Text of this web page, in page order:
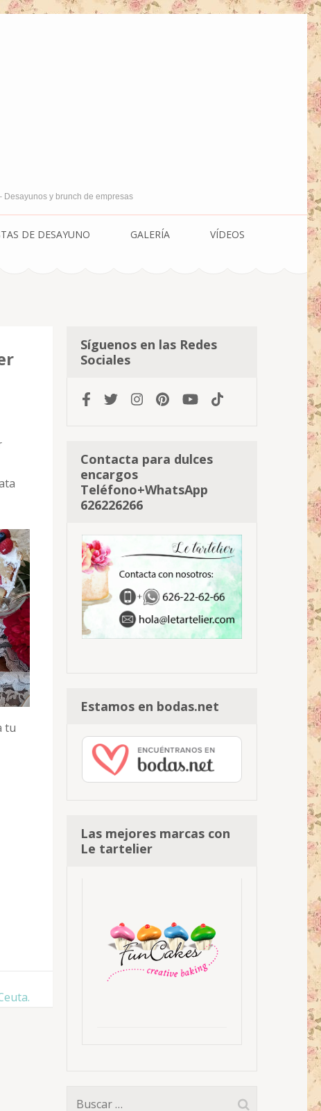
Desayunos y brunch de empresas
DE DESAYUNO GALERÍA
VÍDEOS
tu
Síguenos en las Redes
Sociales
Contacta para dulces
encargos
Teléfono+WhatsApp
626226266
Estamos en bodas.net
Las mejores marcas con
Le tartelier
Buscar: